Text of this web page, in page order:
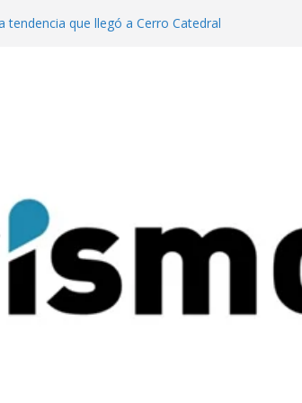
tendencia que llegó a Cerro Catedral